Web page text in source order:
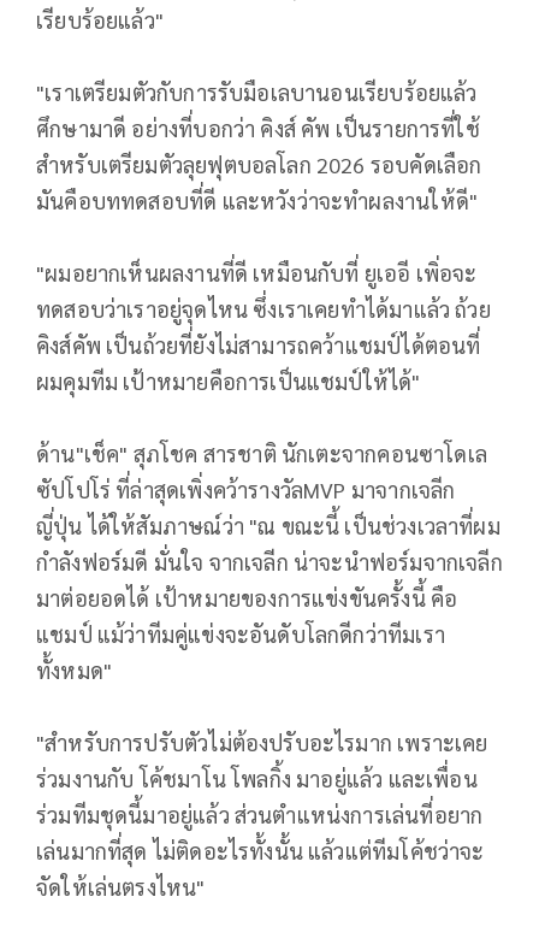
เรียบร้อยแล้ว"
"เราเตรียมตัวกับการรับมือเลบานอนเรียบร้อยแล้ว
ศึกษามาดี อย่างที่บอกว่า คิงส์ คัพ เป็นรายการที่ใช้
สำหรับเตรียมตัวลุยฟุตบอลโลก 2026 รอบคัดเลือก
มันคือบททดสอบที่ดี และหวังว่าจะทำผลงานให้ดี"
"ผมอยากเห็นผลงานที่ดี เหมือนกับที่ ยูเออี เพิ่อจะ
ทดสอบว่าเราอยู่จุดไหน ซึ่งเราเคยทำได้มาแล้ว ถ้วย
คิงส์คัพ เป็นถ้วยที่ยังไม่สามารถคว้าแชมป์ได้ตอนที่
ผมคุมทีม เป้าหมายคือการเป็นแชมป์ให้ได้"
ด้าน"เช็ค" สุภโชค สารชาติ นักเตะจากคอนซาโดเล
ซัปโปโร่ ที่ล่าสุดเพิ่งคว้ารางวัลMVP มาจากเจลีก
ญี่ปุ่น ได้ให้สัมภาษณ์ว่า "ณ ขณะนี้ เป็นช่วงเวลาที่ผม
กำลังฟอร์มดี มั่นใจ จากเจลีก น่าจะนำฟอร์มจากเจลีก
มาต่อยอดได้ เป้าหมายของการแข่งขันครั้งนี้ คือ
แชมป์ แม้ว่าทีมคู่แข่งจะอันดับโลกดีกว่าทีมเรา
ทั้งหมด"
"สำหรับการปรับตัวไม่ต้องปรับอะไรมาก เพราะเคย
ร่วมงานกับ โค้ชมาโน โพลกิ้ง มาอยู่แล้ว และเพื่อน
ร่วมทีมชุดนี้มาอยู่แล้ว ส่วนตำแหน่งการเล่นที่อยาก
เล่นมากที่สุด ไม่ติดอะไรทั้งนั้น แล้วแต่ทีมโค้ชว่าจะ
จัดให้เล่นตรงไหน"